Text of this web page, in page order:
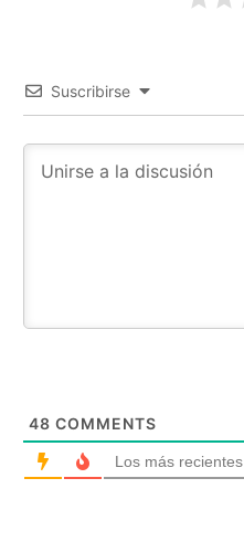
Suscribirse
48 COMMENTS
Los más recientes